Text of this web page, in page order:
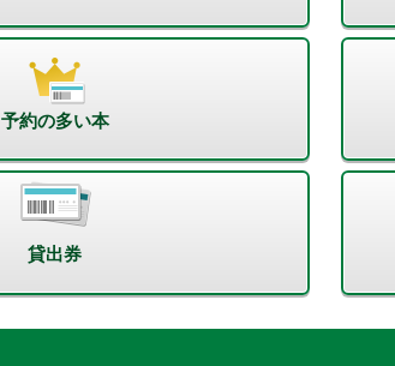
予約の多い本
貸出券